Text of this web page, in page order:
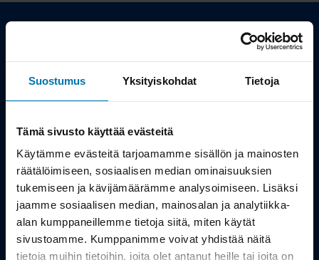
Suostumus Yksityiskohdat Tietoja
Tämä sivusto käyttää evästeitä
Käytämme evästeitä tarjoamamme sisällön ja mainosten
räätälöimiseen, sosiaalisen median ominaisuuksien
tukemiseen ja kävijämäärämme analysoimiseen. Lisäksi
jaamme sosiaalisen median, mainosalan ja analytiikka-
alan kumppaneillemme tietoja siitä, miten käytät
sivustoamme. Kumppanimme voivat yhdistää näitä
tietoja muihin tietoihin, joita olet antanut heille tai joita on
Kauppa
Työsuhdepyörä
Info
Toimitus
Takuu ja palautukset